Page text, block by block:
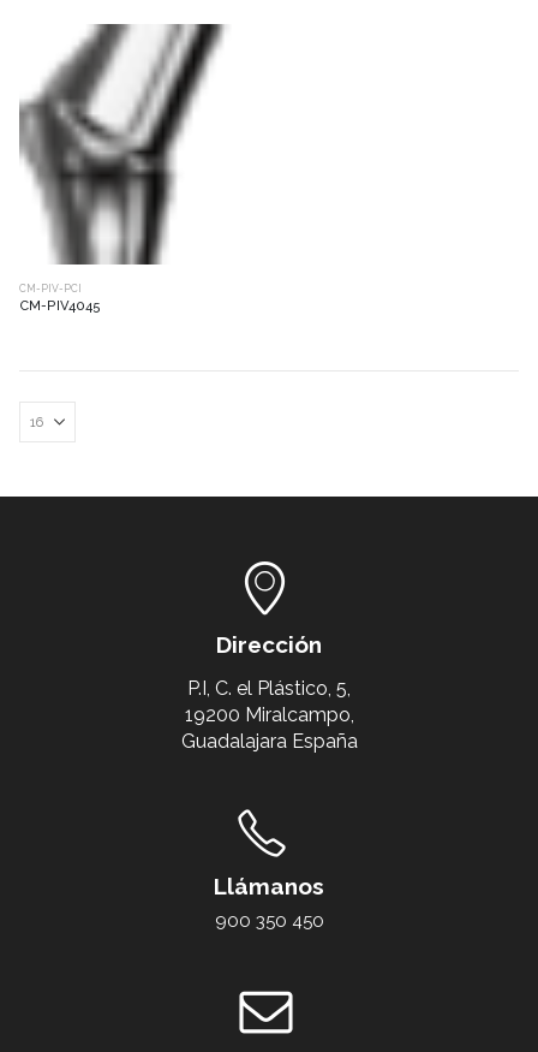
CM-PIV-PCI
CM-PIV4045
Dirección
P.I, C. el Plástico, 5,
19200 Miralcampo,
Guadalajara España
Llámanos
900 350 450